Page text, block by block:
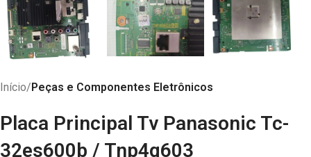
Início Peças e Componentes Eletrônicos
Placa Principal Tv Panasonic Tc-
32es600b / Tnp4g603